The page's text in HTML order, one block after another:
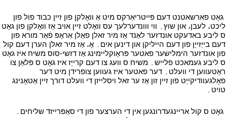
גאָט פארשאטנט דעם פּייטריאַרקס מיט אַ וואָלקן פון זיין כבוד פול פון
ליכט، לעבן، און שוץ۔ ווי ווונדערלעך עס וואָלט זיין אויב אַז וואָלקן פון גאָט
ס ליבע באדעקט אונדזער לאַנד אַז מיר זאלן פאַלן אַראָפּ פֿאַר מורא פון
דעם בייַזייַן פון דעם הייליקן און דינען אים۔ אָ، אַז מיר זאלן הערן דעם קול
פון אונדזער הימלישער פאטער פּראָוקליימינג אַז דזשי-סוס משיח איז גאָט
ס ליבע געמאכט פלייש۔ משיח ס וועג צו דעם קרייַז איז גאָט ס פּלאַן צו
ראַטעווען די וועלט۔ דער פאטער איז געווען צופרידן מיט דער
פאָלגעוודיקייַט פון זיין זון אַז ער זאל ויסלייזן די וועלט דורך זיין אַטאָנינג
טויט۔
גאָט ס קול אריינגעדרונגען אין די הערצער פון די סאַפּרייזד שליחים۔